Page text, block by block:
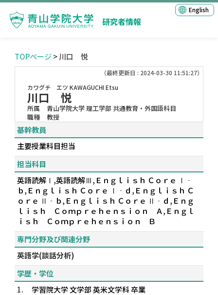
研究者情報
English
TOPページ > 川口 悦
（最終更新日 : 2024-03-30 11:51:27）
カワグチ エツ KAWAGUCHI Etsu
川口 悦
所属
青山学院大学 理工学部 共通教育・外国語科目
職種
教授
基幹教員
主要授業科目担当
担当科目
英語読解Ⅰ,英語読解Ⅲ,Ｅｎｇｌｉｓｈ Ｃｏｒｅ Ⅰ‐
ｂ,Ｅｎｇｌｉｓｈ Ｃｏｒｅ Ⅰ‐ｄ,Ｅｎｇｌｉｓｈ Ｃ
ｏｒｅ Ⅱ‐ｂ,Ｅｎｇｌｉｓｈ Ｃｏｒｅ Ⅱ‐ｄ,Ｅｎｇ
ｌｉｓｈ Ｃｏｍｐｒｅｈｅｎｓｉｏｎ Ａ,Ｅｎｇｌ
ｉｓｈ Ｃｏｍｐｒｅｈｅｎｓｉｏｎ Ｂ
専門分野及び関連分野
英語学(談話分析)
学歴・学位
1.
学習院大学 文学部 英米文学科 卒業